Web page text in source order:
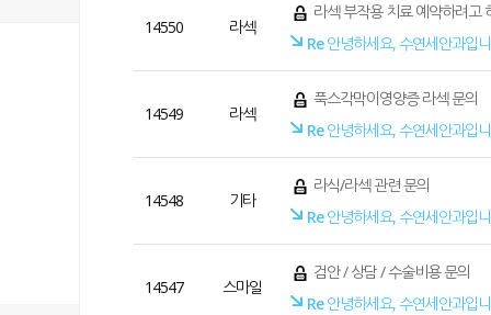
14550 라섹
라섹 부작용 치료 예약하려고
Re안녕하세요, 수연세안과입
14549 라섹
푹스각막이영양증 라섹 문의
Re안녕하세요, 수연세안과입
14548 기타
라식/라섹 관련 문의
Re안녕하세요, 수연세안과입
14547 스마일
검안 / 상담 / 수술비용 문의
Re안녕하세요, 수연세안과입